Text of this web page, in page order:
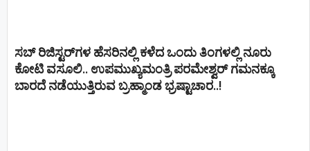
ಸಬ್ ರಿಜಿಸ್ಟರ್​ಗಳ ಹೆಸರಿನಲ್ಲಿ ಕಳೆದ ಒಂದು ತಿಂಗಳಲ್ಲಿ ನೂರು
ಕೋಟಿ ವಸೂಲಿ.. ಉಪಮುಖ್ಯಮಂತ್ರಿ ಪರಮೇಶ್ವರ್​ ಗಮನಕ್ಕೂ
ಬಾರದೆ ನಡೆಯುತ್ತಿರುವ ಬ್ರಹ್ಮಾಂಡ ಭ್ರಷ್ಟಾಚಾರ..!